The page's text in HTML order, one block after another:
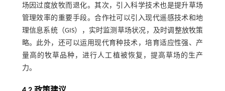
场因过度放牧而退化。其次，引入科学技术也是提升草场
管理效率的重要手段。合作社可以引入现代遥感技术和地
理信息系统（GIS），实时监测草场状况，及时调整放牧策
略。此外，还可以运用现代育种技术，培育适应性强、产
量高的牧草品种，进行人工植被恢复，提高草场的生产
力。